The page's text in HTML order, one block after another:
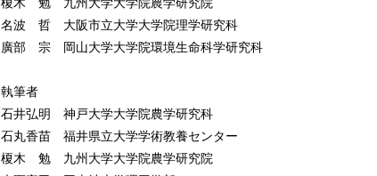
5.2 窒素循環 舘野隆之輔
5.3 様々な元素の動態と循環 保原 達
第6章 森林生態系の保全と管理
6.1 森林の多面的機能 石丸香苗
6.2 生態系の管理 森 章
名波 哲 大阪市立大学大学院理学研究科
廣部 宗 岡山大学大学院環境生命科学研究科
執筆者
石井弘明 神戸大学大学院農学研究科
石丸香苗 福井県立大学学術教養センター
榎木 勉 九州大学大学院農学研究院